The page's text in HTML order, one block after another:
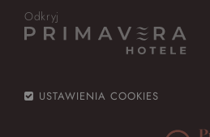
Odkryj
USTAWIENIA COOKIES